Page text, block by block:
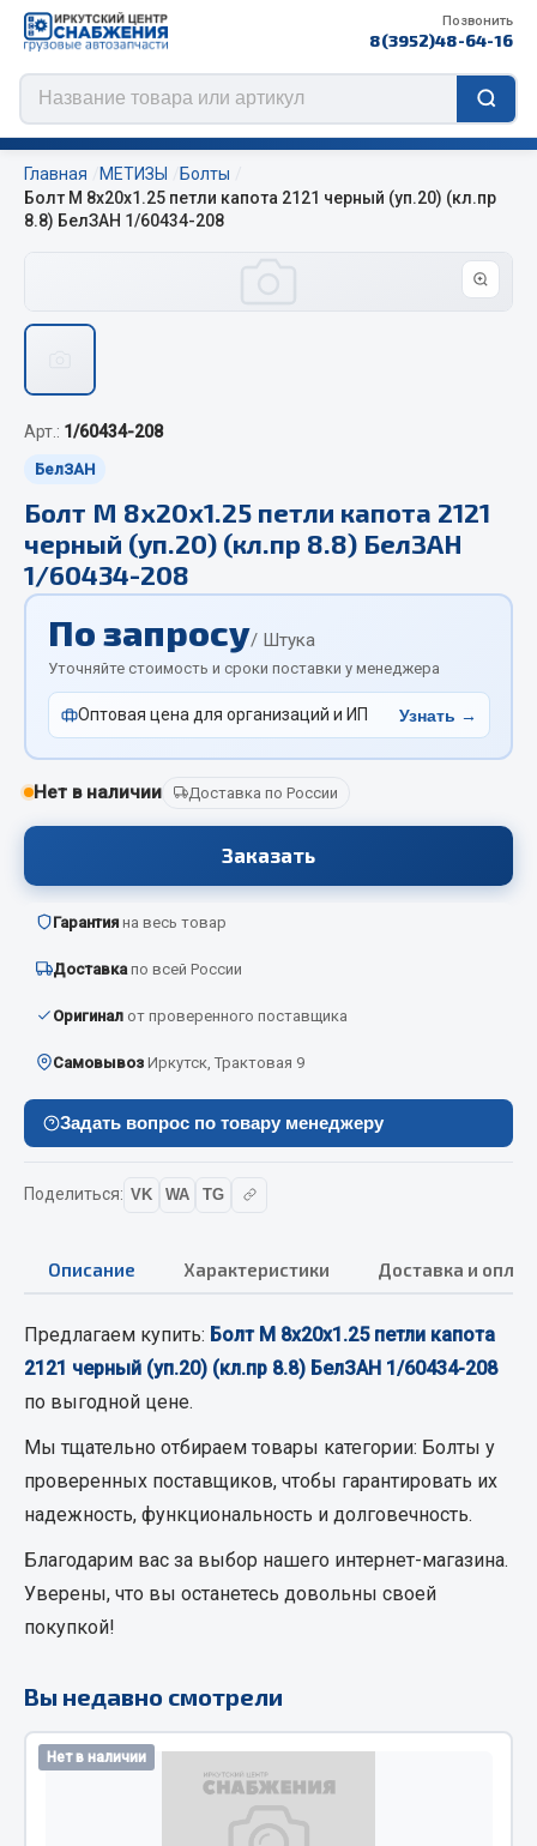
Позвонить
8(3952)48-64-16
ЦЕПИ РОССИЯ
Изготовление цепей на колеса BOHU
QITONG
Весь раздел
Отопители салона, подогреватели
Жидкостные подогреватели
Отопители салона
Подогреватели тосола
Весь раздел
Автозвук
Автокаталоги
Аксессуары автомобильные
Брызговики
Вентиляторы кабины
Показать ещё
Весь раздел
Смазочные материалы
Охладжающие жидкости
Весь раздел
МЕТИЗЫ
Болты
Гайки
Кольца стопорные
Пробки
Пружины
Хомуты
Главная МЕТИЗЫ
Болты
Болт М 8х20х1.25 петли капота 2121 черный (уп.20) (кл.пр
8.8) БелЗАН 1/60434-208
Арт.: 1/60434-208
БелЗАН
Болт М 8х20х1.25 петли капота 2121
черный (уп.20) (кл.пр 8.8) БелЗАН
1/60434-208
По запросу/ Штука
Уточняйте стоимость и сроки поставки у менеджера
Оптовая цена для организаций и ИП Узнать →
Нет в наличии Доставка по России
Заказать
Гарантия на весь товар
Доставка по всей России
Оригинал от проверенного поставщика
Самовывоз Иркутск, Трактовая 9
Задать вопрос по товару менеджеру
Поделиться: VK WA TG
Описание Характеристики Доставка и
Предлагаем купить: Болт М 8х20х1.25 петли капота
2121 черный (уп.20) (кл.пр 8.8) БелЗАН 1/60434-208
по выгодной цене.
Мы тщательно отбираем товары категории: Болты у
проверенных поставщиков, чтобы гарантировать их
надежность, функциональность и долговечность.
Благодарим вас за выбор нашего интернет-магазина.
Уверены, что вы останетесь довольны своей
покупкой!
Вы недавно смотрели
Нет в наличии